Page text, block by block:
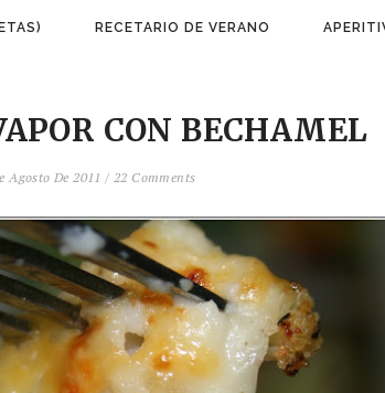
RECETARIO DE VERANO
CON BECHAMEL
Agosto De 2011/ 22 Comments